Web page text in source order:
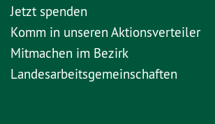
Jetzt spenden
Komm in unseren Aktionsverteiler
Mitmachen im Bezirk
Landesarbeitsgemeinschaften